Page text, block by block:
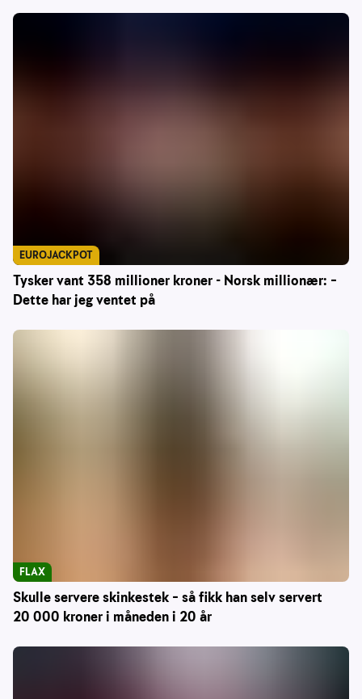
Tysker vant 358 millioner kroner - Norsk millionær: –
Dette har jeg ventet på
EUROJACKPOT
Skulle servere skinkestek – så fikk han selv servert
20 000 kroner i måneden i 20 år
FLAX